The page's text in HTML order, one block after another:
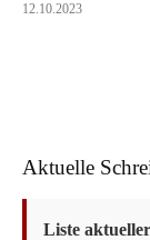
12.10.2023
Aktuelle
Liste